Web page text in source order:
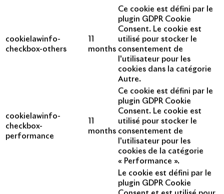
cookielawinfo-
checkbox-others
months
Ce cookie est défini par le
plugin GDPR Cookie
Consent. Le cookie est
utilisé pour stocker le
consentement de
l'utilisateur pour les
cookies dans la catégorie
Autre.
cookielawinfo-
checkbox-
performance
months
Ce cookie est défini par le
plugin GDPR Cookie
Consent. Le cookie est
utilisé pour stocker le
consentement de
l'utilisateur pour les
cookies de la catégorie
« Performance ».
Le cookie est défini par le
plugin GDPR Cookie